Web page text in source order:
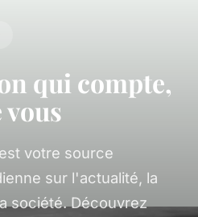
qui compte,
vous
votre source
sur l'actualité, la
société. Découvrez